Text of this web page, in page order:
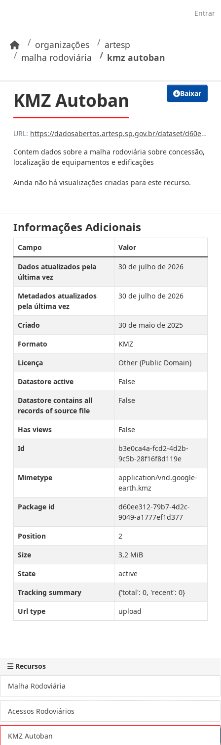
Entrar
organizações
artesp
malha rodoviária
kmz autoban
Baixar
KMZ Autoban
URL: https://dadosabertos.artesp.sp.gov.br/dataset/d60ee312-79b7-4d2c-9049-a1777ef1d377/resource/b3e0ca4a-fcd2-4d2b-9c5b-28f16f8d119e/download/l01.kmz
Contem dados sobre a malha rodoviária sobre concessão,
localização de equipamentos e edificações
Ainda não há visualizações criadas para este recurso.
Recursos
Malha Rodoviária
Acessos Rodoviários
KMZ Autoban
Informações Adicionais
Campo Valor
Dados atualizados pela
última vez
30 de julho de 2026
Metadados atualizados
pela última vez
30 de julho de 2026
Criado
30 de maio de 2025
Formato
KMZ
Licença
Other (Public Domain)
Datastore active
False
Datastore contains all
records of source file
False
Has views
False
Id
b3e0ca4a-fcd2-4d2b-
9c5b-28f16f8d119e
Mimetype
application/vnd.google-
earth.kmz
Package id
d60ee312-79b7-4d2c-
9049-a1777ef1d377
Position
2
Size
3,2 MiB
State
active
Tracking summary
{'total': 0, 'recent': 0}
Url type
upload